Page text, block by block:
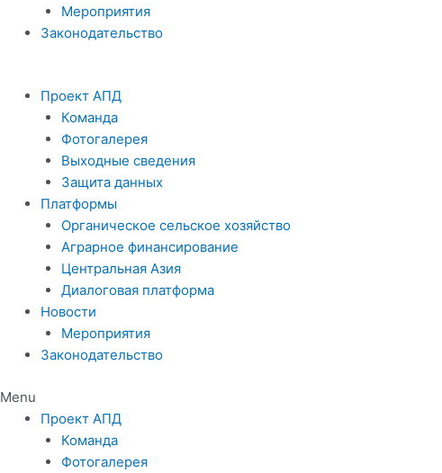
Мероприятия
Законодательство
Проект АПД
Команда
Фотогалерея
Выходные сведения
Защита данных
Платформы
Органическое сельское хозяйство
Аграрное финансирование
Центральная Азия
Диалоговая платформа
Новости
Мероприятия
Законодательство
Menu
Проект АПД
Команда
Фотогалерея